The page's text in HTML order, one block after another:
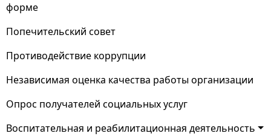
форме
Попечительский совет
Противодействие коррупции
Независимая оценка качества работы организации
Опрос получателей социальных услуг
Воспитательная и реабилитационная деятельность